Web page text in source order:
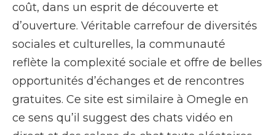
coût, dans un esprit de découverte et
d’ouverture. Véritable carrefour de diversités
sociales et culturelles, la communauté
reflète la complexité sociale et offre de belles
opportunités d’échanges et de rencontres
gratuites. Ce site est similaire à Omegle en
ce sens qu’il suggest des chats vidéo en